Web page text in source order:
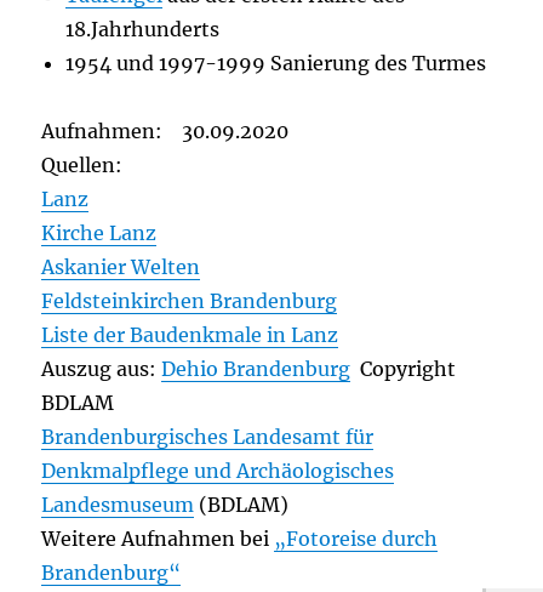
18.Jahrhunderts
1954 und 1997-1999 Sanierung des Turmes
Aufnahmen: 30.09.2020
Quellen:
Lanz
Kirche Lanz
Askanier Welten
Feldsteinkirchen Brandenburg
Liste der Baudenkmale in Lanz
Auszug aus:Dehio Brandenburg Copyright
BDLAM
Brandenburgisches Landesamt für
Denkmalpflege und Archäologisches
Landesmuseum (BDLAM)
Weitere Aufnahmen bei „Fotoreise durch
Brandenburg“